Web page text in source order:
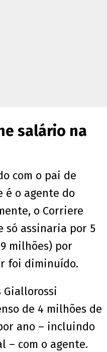
salário na
com o pai de
é o agente do
o Corriere
só assinaria por 5
milhões) por
foi diminuído.
Giallorossi
de 4 milhões de
ano – incluindo
– com o agente.